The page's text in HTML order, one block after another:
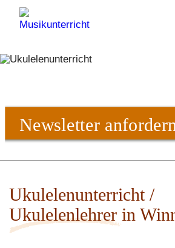
Newsletter
Ukulelenunterricht /
Ukulelenlehrer in